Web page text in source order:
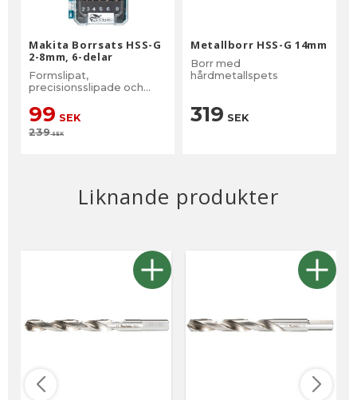
Makita Borrsats HSS-G
2-8mm, 6-delar
Formslipat,
precisionsslipade och
metallborrar.
99 SEK
239SEK
Metallborr HSS-G 14mm
Borr med
hårdmetallspets
319 SEK
Liknande produkter